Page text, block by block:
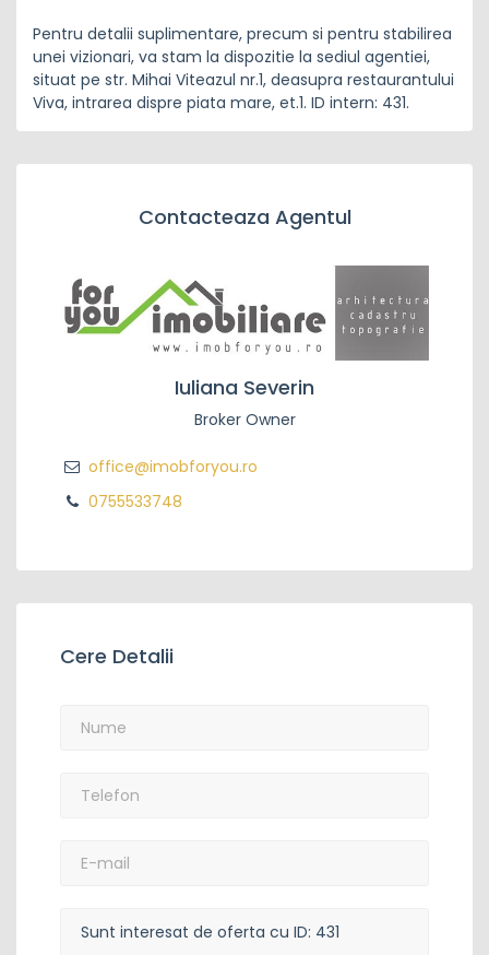
Pentru detalii suplimentare, precum si pentru stabilirea
unei vizionari, va stam la dispozitie la sediul agentiei,
situat pe str. Mihai Viteazul nr.1, deasupra restaurantului
Viva, intrarea dispre piata mare, et.1. ID intern: 431.
Contacteaza Agentul
Iuliana Severin
Broker Owner
office@imobforyou.ro
0755533748
Cere Detalii
mail: